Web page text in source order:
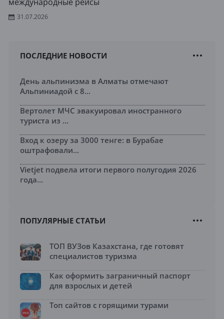
31.07.2026
ПОСЛЕДНИЕ НОВОСТИ
День альпинизма в Алматы отмечают
Альпиниадой с 8...
Вертолет МЧС эвакуировал иностранного
туриста из ...
Вход к озеру за 3000 тенге: в Бурабае
оштрафовали...
Vietjet подвела итоги первого полугодия 2026
года...
ПОПУЛЯРНЫЕ СТАТЬИ
ТОП ВУЗов Казахстана, где готовят
специалистов туризма
Как оформить заграничный паспорт
для взрослых и детей
Топ сайтов с горящими турами